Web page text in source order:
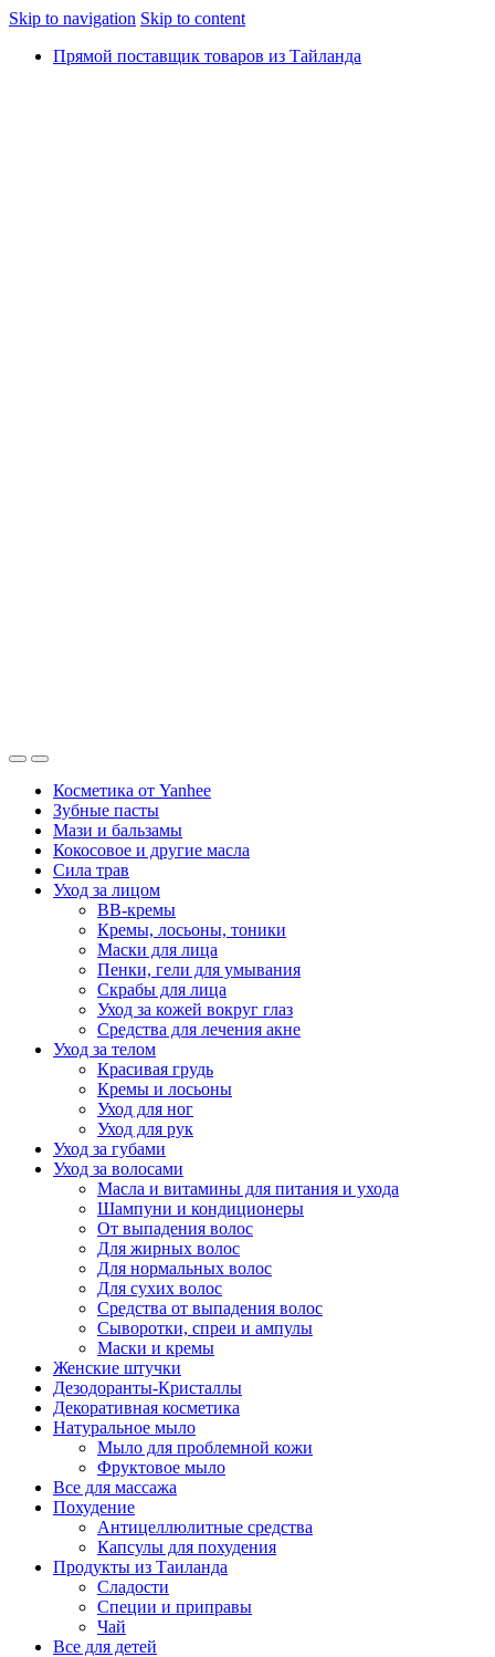
Skip to navigation Skip to content
Прямой поставщик товаров из Тайланда
Косметика от Yanhee
Зубные пасты
Мази и бальзамы
Кокосовое и другие масла
Сила трав
Уход за лицом
BB-кремы
Кремы, лосьоны, тоники
Маски для лица
Пенки, гели для умывания
Скрабы для лица
Уход за кожей вокруг глаз
Средства для лечения акне
Уход за телом
Красивая грудь
Кремы и лосьоны
Уход для ног
Уход для рук
Уход за губами
Уход за волосами
Масла и витамины для питания и ухода
Шампуни и кондиционеры
От выпадения волос
Для жирных волос
Для нормальных волос
Для сухих волос
Средства от выпадения волос
Сыворотки, спреи и ампулы
Маски и кремы
Женские штучки
Дезодоранты-Кристаллы
Декоративная косметика
Натуральное мыло
Мыло для проблемной кожи
Фруктовое мыло
Все для массажа
Похудение
Антицеллюлитные средства
Капсулы для похудения
Продукты из Таиланда
Сладости
Специи и приправы
Чай
Все для детей